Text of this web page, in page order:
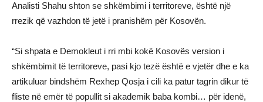
Analisti Shahu shton se shkëmbimi i territoreve, është një
rrezik që vazhdon të jetë i pranishëm për Kosovën.
“Si shpata e Demokleut i rri mbi kokë Kosovës version i
shkëmbimit të territoreve, pasi kjo tezë është e vjetër dhe e ka
artikuluar bindshëm Rexhep Qosja i cili ka patur tagrin dikur të
fliste në emër të popullit si akademik baba kombi… për idenë,